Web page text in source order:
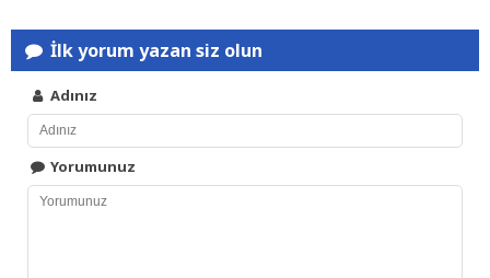
İlk yorum yazan siz olun
Adınız
Yorumunuz